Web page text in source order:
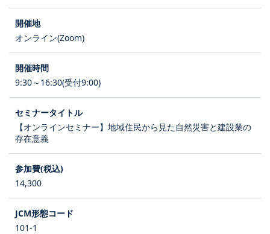
オンライン(Zoom)
9:30～16:30(受付9:00)
【オンラインセミナー】地域住民から見た自然災害と建設業の
存在意義
14,300
101-1